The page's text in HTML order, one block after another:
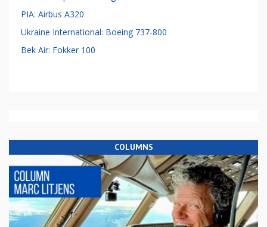
PIA: Airbus A320
Ukraine International: Boeing 737-800
Bek Air: Fokker 100
COLUMNS